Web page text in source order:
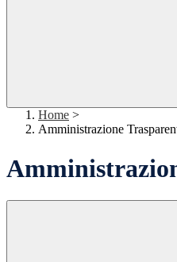
Home >
Amministrazione